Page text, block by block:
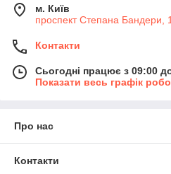
м. Київ
проспект Степана Бандери,
Контакти
Сьогодні працює з 09:00
Показати весь графік
Про нас
Контакти